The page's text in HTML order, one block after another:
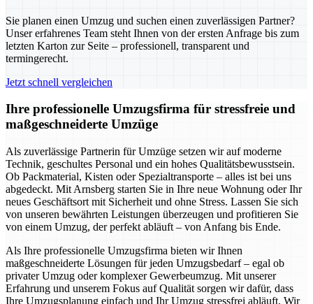
Sie planen einen Umzug und suchen einen zuverlässigen Partner?
Unser erfahrenes Team steht Ihnen von der ersten Anfrage bis zum
letzten Karton zur Seite – professionell, transparent und
termingerecht.
Jetzt schnell vergleichen
Ihre professionelle Umzugsfirma für stressfreie und
maßgeschneiderte Umzüge
Als zuverlässige Partnerin für Umzüge setzen wir auf moderne
Technik, geschultes Personal und ein hohes Qualitätsbewusstsein.
Ob Packmaterial, Kisten oder Spezialtransporte – alles ist bei uns
abgedeckt. Mit Arnsberg starten Sie in Ihre neue Wohnung oder Ihr
neues Geschäftsort mit Sicherheit und ohne Stress. Lassen Sie sich
von unseren bewährten Leistungen überzeugen und profitieren Sie
von einem Umzug, der perfekt abläuft – von Anfang bis Ende.
Als Ihre professionelle Umzugsfirma bieten wir Ihnen
maßgeschneiderte Lösungen für jeden Umzugsbedarf – egal ob
privater Umzug oder komplexer Gewerbeumzug. Mit unserer
Erfahrung und unserem Fokus auf Qualität sorgen wir dafür, dass
Ihre Umzugsplanung einfach und Ihr Umzug stressfrei abläuft. Wir